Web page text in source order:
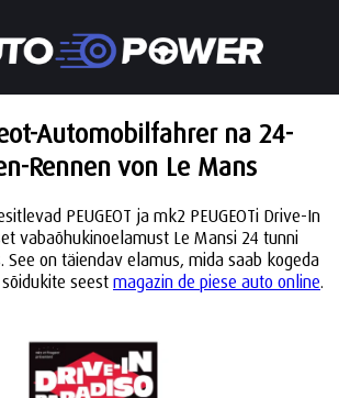
Automobilfahrer na 24-
Rennen von Le Mans
PEUGEOT ja mk2 PEUGEOTi Drive-In
vabaõhukinoelamust Le Mansi 24 tunni
See on täiendav elamus, mida saab kogeda
sõidukite seest magazin de piese auto online.